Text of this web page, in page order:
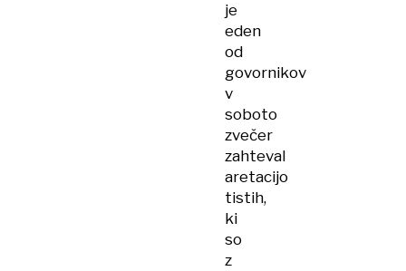
je
eden
od
govornikov
v
soboto
zvečer
zahteval
aretacijo
tistih,
ki
so
z